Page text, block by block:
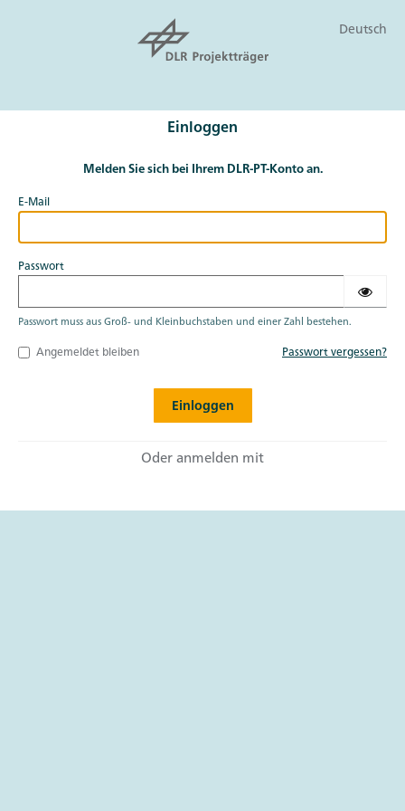
Deutsch
Einloggen
Melden Sie sich bei Ihrem DLR-PT-Konto an.
E-Mail
Passwort
Passwort muss aus Groß- und Kleinbuchstaben und einer Zahl bestehen.
Angemeldet bleiben Passwort vergessen?
Oder anmelden mit